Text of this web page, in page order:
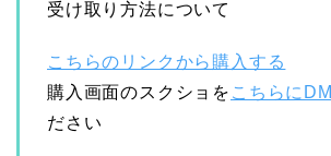
受け取り方法について
こちらのリンクから購入する
購入画面のスクショを こちらにDM
ださい